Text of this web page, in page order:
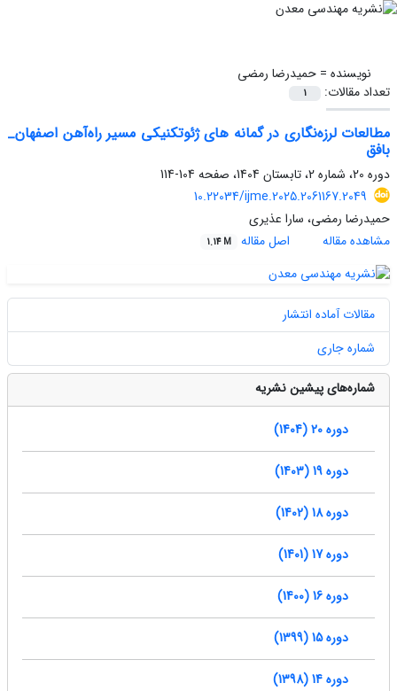
نویسنده =حمیدرضا رمضی
تعداد مقالات:
1
مطالعات لرزه‌نگاری در گمانه های ژئوتکنیکی مسیر راه‌آهن اصفهان_
بافق
دوره 20، شماره 2، تابستان 1404، صفحه
104-114
10.22034/ijme.2025.2061167.2049
حمیدرضا رمضی، سارا عذیری
مشاهده مقاله
اصل مقاله 1.14 M
مقالات آماده انتشار
شماره جاری
شماره‌های پیشین نشریه
دوره 20 (1404)
دوره 19 (1403)
دوره 18 (1402)
دوره 17 (1401)
دوره 16 (1400)
دوره 15 (1399)
دوره 14 (1398)